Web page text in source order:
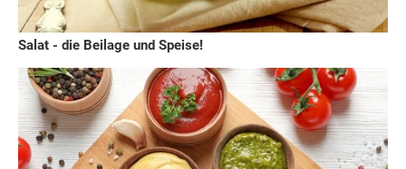
Salat - die Beilage und Speise!